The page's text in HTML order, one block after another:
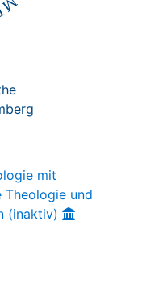
mit
Theologie und
(inaktiv)